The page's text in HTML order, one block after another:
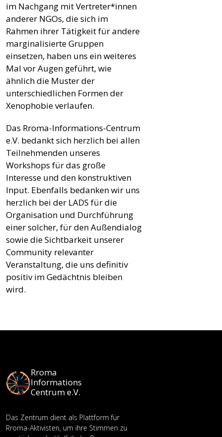
im Nachgang mit Vertreter*innen
anderer NGOs, die sich im
Rahmen ihrer Tätigkeit für andere
marginalisierte Gruppen
einsetzen, haben uns ein weiteres
Mal vor Augen geführt, wie
ähnlich die Muster der
unterschiedlichen Formen der
Xenophobie verlaufen.
Das Rroma-Informations-Centrum
e.V. bedankt sich herzlich bei allen
Teilnehmenden unseres
Workshops für das große
Interesse und den konstruktiven
Input. Ebenfalls bedanken wir uns
herzlich bei der LADS für die
Organisation und Durchführung
einer solcher, für den Außendialog
sowie die Sichtbarkeit unserer
Community relevanter
Veranstaltung, die uns definitiv
positiv im Gedächtnis bleiben
wird.
Rroma
Informations
Centrum e.V.
Das Zentrum dient als Plattform für
Rroma-Aktivisten, um ihre Stimmen zu